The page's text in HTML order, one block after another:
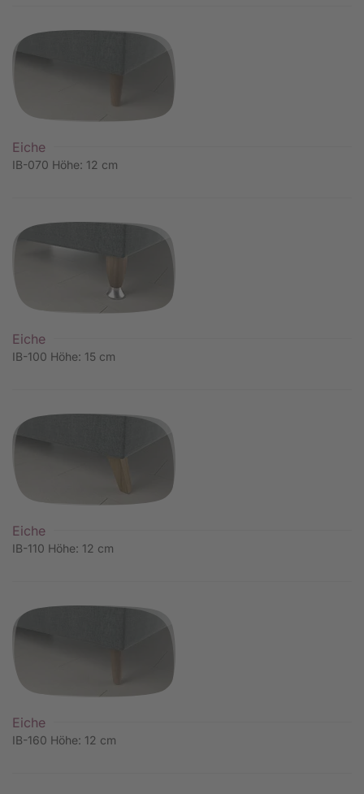
Eiche
IB-070 Höhe: 12 cm
Eiche
IB-100 Höhe: 15 cm
Eiche
IB-110 Höhe: 12 cm
Eiche
IB-160 Höhe: 12 cm